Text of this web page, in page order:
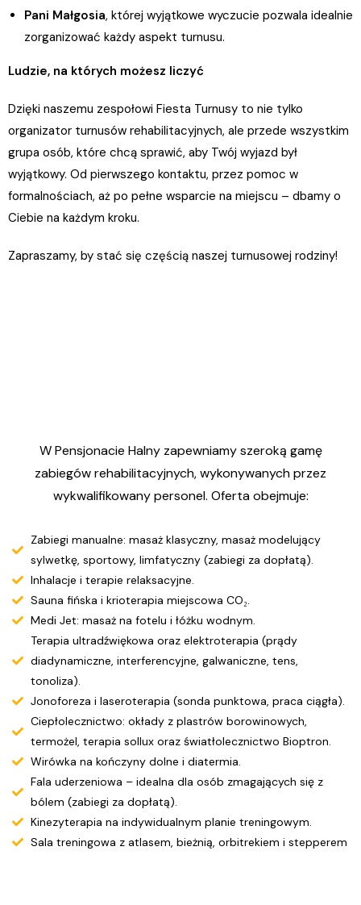
Pani Małgosia, której wyjątkowe wyczucie pozwala idealnie
zorganizować każdy aspekt turnusu.
Ludzie, na których możesz liczyć
Dzięki naszemu zespołowi Fiesta Turnusy to nie tylko
organizator turnusów rehabilitacyjnych, ale przede wszystkim
grupa osób, które chcą sprawić, aby Twój wyjazd był
wyjątkowy. Od pierwszego kontaktu, przez pomoc w
formalnościach, aż po pełne wsparcie na miejscu – dbamy o
Ciebie na każdym kroku.
Zapraszamy, by stać się częścią naszej turnusowej rodziny!
W Pensjonacie Halny zapewniamy szeroką gamę
zabiegów rehabilitacyjnych, wykonywanych przez
wykwalifikowany personel. Oferta obejmuje:
Zabiegi manualne: masaż klasyczny, masaż modelujący
sylwetkę, sportowy, limfatyczny (zabiegi za dopłatą).
Inhalacje i terapie relaksacyjne.
Sauna fińska i krioterapia miejscowa CO₂.
Medi Jet: masaż na fotelu i łóżku wodnym.
Terapia ultradźwiękowa oraz elektroterapia (prądy
diadynamiczne, interferencyjne, galwaniczne, tens,
tonoliza).
Jonoforeza i laseroterapia (sonda punktowa, praca ciągła).
Ciepłolecznictwo: okłady z plastrów borowinowych,
termożel, terapia sollux oraz światłolecznictwo Bioptron.
Wirówka na kończyny dolne i diatermia.
Fala uderzeniowa – idealna dla osób zmagających się z
bólem (zabiegi za dopłatą).
Kinezyterapia na indywidualnym planie treningowym.
Sala treningowa z atlasem, bieżnią, orbitrekiem i stepperem